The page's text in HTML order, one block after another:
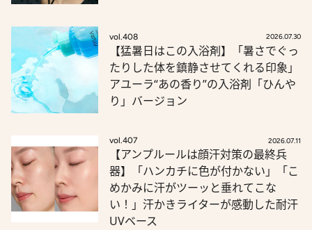
vol.408 2026.07.30
【猛暑日はこの入浴剤】「暑さでぐっ
たりした体を鎮静させてくれる印象」
アユーラ“あの香り”の入浴剤「ひんや
り」バージョン
vol.407 2026.07.11
【アンプルールは顔汗対策の最終兵
器】「ハンカチに色が付かない」「こ
めかみに汗がツーッと垂れてこな
い！」汗かきライターが感動した耐汗
UVベース